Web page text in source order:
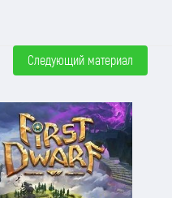
Следующий материал